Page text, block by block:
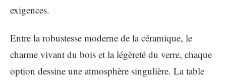
exigences.
Entre la robustesse moderne de la céramique, le
charme vivant du bois et la légèreté du verre, chaque
option dessine une atmosphère singulière. La table